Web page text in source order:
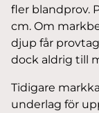
fler blandprov.
cm. Om
djup får
dock aldrig till
Tidigare
underlag för